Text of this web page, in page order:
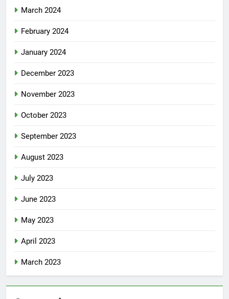
March 2024
February 2024
January 2024
December 2023
November 2023
October 2023
September 2023
August 2023
July 2023
June 2023
May 2023
April 2023
March 2023